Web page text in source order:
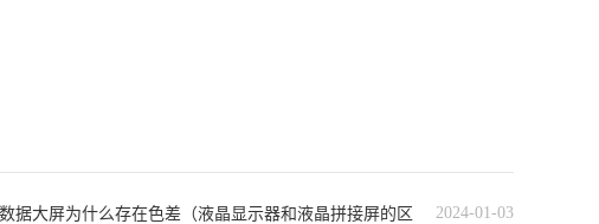
2024-01-03
数据大屏为什么存在色差（液晶显示器和液晶拼接屏的区